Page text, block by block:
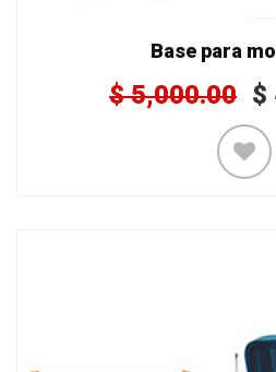
Base para
$5,000.00 $